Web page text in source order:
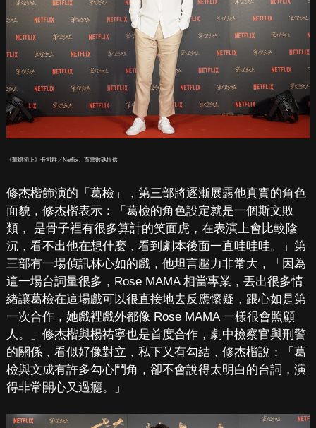
《華燈初上》卡司群／Netflix、百聿數碼提供
修杰楷飾演的「葛檢」，第三部將逐漸展露他真實的角色
面貌，修杰楷表示：「葛檢的角色設定就是一個斯文敗
類， 是骨子裡有很多算計的笑面虎，在表演上會比較陰
沉，看不出他在想什麼，看到劇本後面一直哇哇哇。」第
三部有一場偵訊林心如的戲，他坦言壓力非常大，「因為
這一場台詞量很多，Rose MAMA 相當專業，丟出很多情
緒讓葛檢在這場戲可以很直接地去反應懷疑，跟心如是第
一次合作，她戲裡戲外都像 Rose MAMA 一樣很會照顧
人。」修杰楷與楊祐寧也是首度合作，劇中檢察官與刑警
的關係，看似好像對立，私下又有勾結，修杰楷說：「葛
檢與文成有許多勾心鬥角，卻不會說得太明白的台詞，演
得非常開心又過癮。」